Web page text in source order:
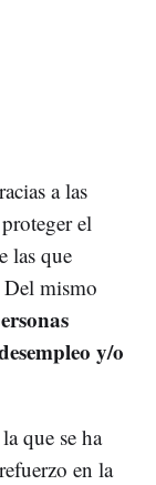
a las
el
las que
Del mismo
y/o
que se ha
en la